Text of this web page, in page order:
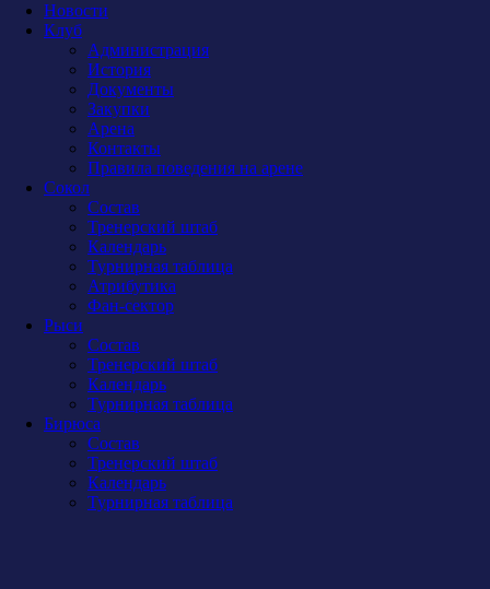
Новости
Клуб
Администрация
История
Документы
Закупки
Арена
Контакты
Правила поведения на арене
Сокол
Состав
Тренерский штаб
Календарь
Турнирная таблица
Атрибутика
Фан-сектор
Рыси
Состав
Тренерский штаб
Календарь
Турнирная таблица
Бирюса
Состав
Тренерский штаб
Календарь
Турнирная таблица